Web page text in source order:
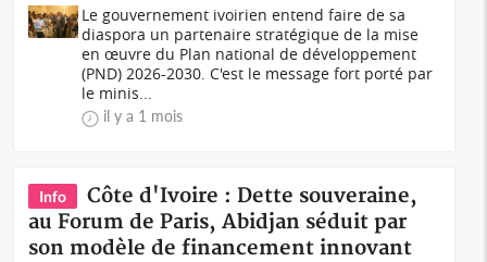
Le gouvernement ivoirien entend faire de sa
diaspora un partenaire stratégique de la mise
en œuvre du Plan national de développement
(PND) 2026-2030. C'est le message fort porté par
le minis...
il y a 1 mois
Info
Côte d'Ivoire : Dette souveraine,
au Forum de Paris, Abidjan séduit par
son modèle de financement innovant